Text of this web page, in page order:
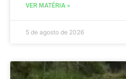
VER MATÉRIA »
5 de agosto de 2026